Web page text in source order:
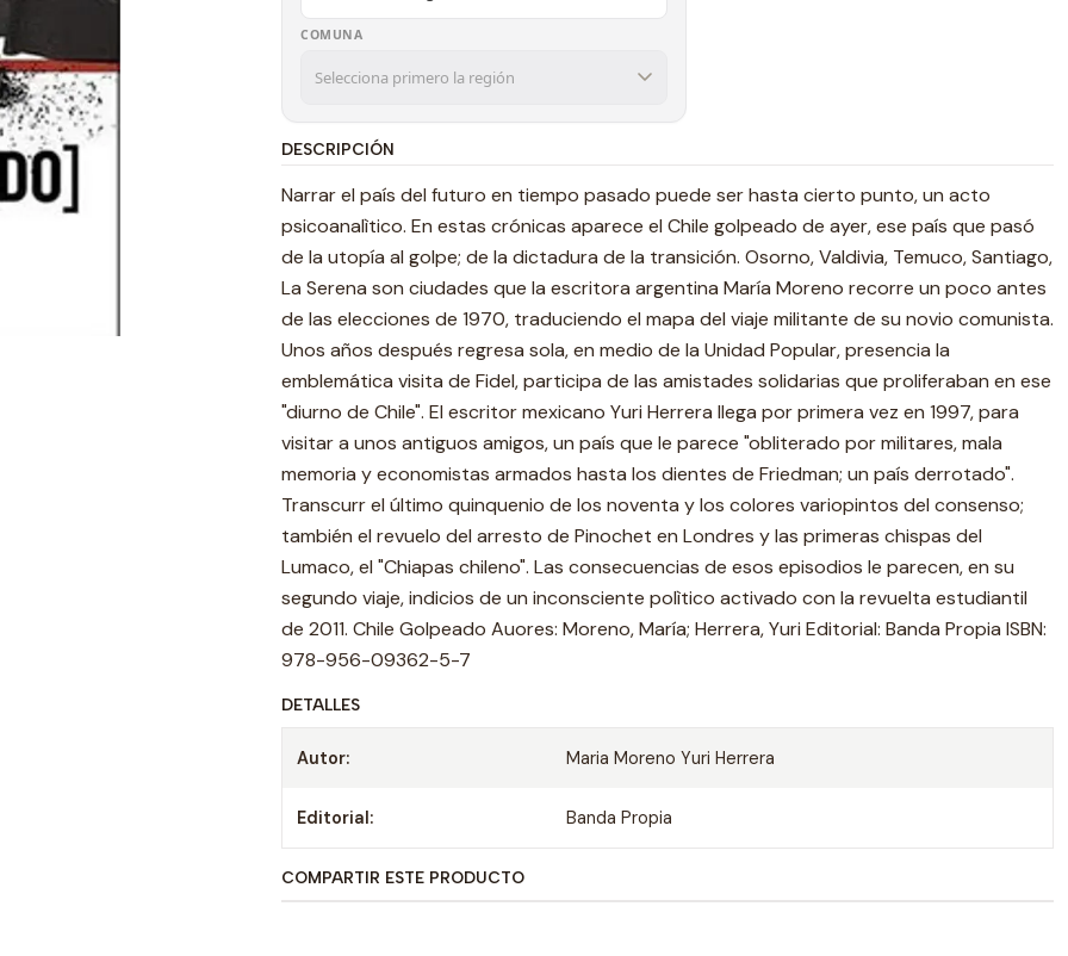
COMUNA
DESCRIPCIÓN
Narrar el país del futuro en tiempo pasado puede ser hasta cierto punto, un acto
psicoanalìtico. En estas crónicas aparece el Chile golpeado de ayer, ese país que pasó
de la utopía al golpe; de la dictadura de la transición. Osorno, Valdivia, Temuco, Santiago,
La Serena son ciudades que la escritora argentina María Moreno recorre un poco antes
de las elecciones de 1970, traduciendo el mapa del viaje militante de su novio comunista.
Unos años después regresa sola, en medio de la Unidad Popular, presencia la
emblemática visita de Fidel, participa de las amistades solidarias que proliferaban en ese
"diurno de Chile". El escritor mexicano Yuri Herrera llega por primera vez en 1997, para
visitar a unos antiguos amigos, un país que le parece "obliterado por militares, mala
memoria y economistas armados hasta los dientes de Friedman; un país derrotado".
Transcurr el último quinquenio de los noventa y los colores variopintos del consenso;
también el revuelo del arresto de Pinochet en Londres y las primeras chispas del
Lumaco, el "Chiapas chileno". Las consecuencias de esos episodios le parecen, en su
segundo viaje, indicios de un inconsciente polìtico activado con la revuelta estudiantil
de 2011. Chile Golpeado Auores: Moreno, María; Herrera, Yuri Editorial: Banda Propia ISBN:
978-956-09362-5-7
DETALLES
Autor: Maria Moreno Yuri Herrera
Editorial: Banda Propia
COMPARTIR ESTE PRODUCTO